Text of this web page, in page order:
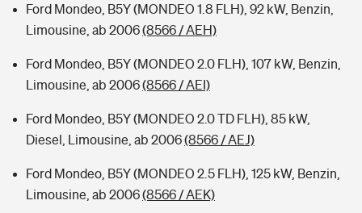
Ford Mondeo, B5Y (MONDEO 1.8 FLH), 92 kW, Benzin,
Limousine, ab 2006(8566 / AEH)
Ford Mondeo, B5Y (MONDEO 2.0 FLH), 107 kW, Benzin,
Limousine, ab 2006(8566 / AEI)
Ford Mondeo, B5Y (MONDEO 2.0 TD FLH), 85 kW,
Diesel, Limousine, ab 2006(8566 / AEJ)
Ford Mondeo, B5Y (MONDEO 2.5 FLH), 125 kW, Benzin,
Limousine, ab 2006(8566 / AEK)